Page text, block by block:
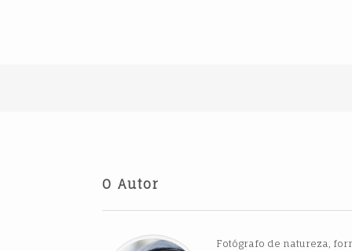
O Autor
Fotógrafo de natureza,